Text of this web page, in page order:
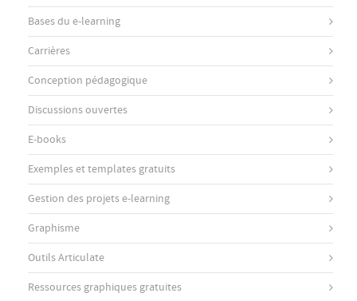
Bases du e-learning
Carrières
Conception pédagogique
Discussions ouvertes
E-books
Exemples et templates gratuits
Gestion des projets e-learning
Graphisme
Outils Articulate
Ressources graphiques gratuites